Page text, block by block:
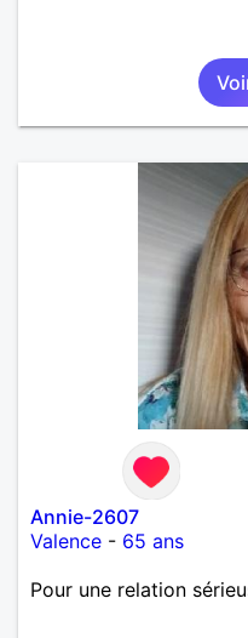
Annie-2607
Valence - 65 ans
Pour une relation